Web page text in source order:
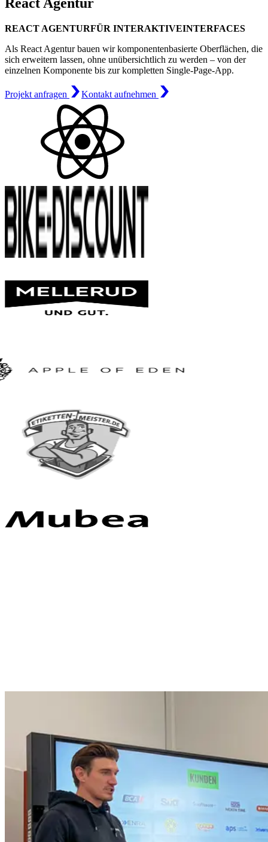
REACT AGENTURFÜR INTERAKTIVEINTERFACES
Als React Agentur bauen wir komponentenbasierte Oberflächen, die
sich erweitern lassen, ohne unübersichtlich zu werden – von der
einzelnen Komponente bis zur kompletten Single-Page-App.
Projekt anfragen Kontakt aufnehmen